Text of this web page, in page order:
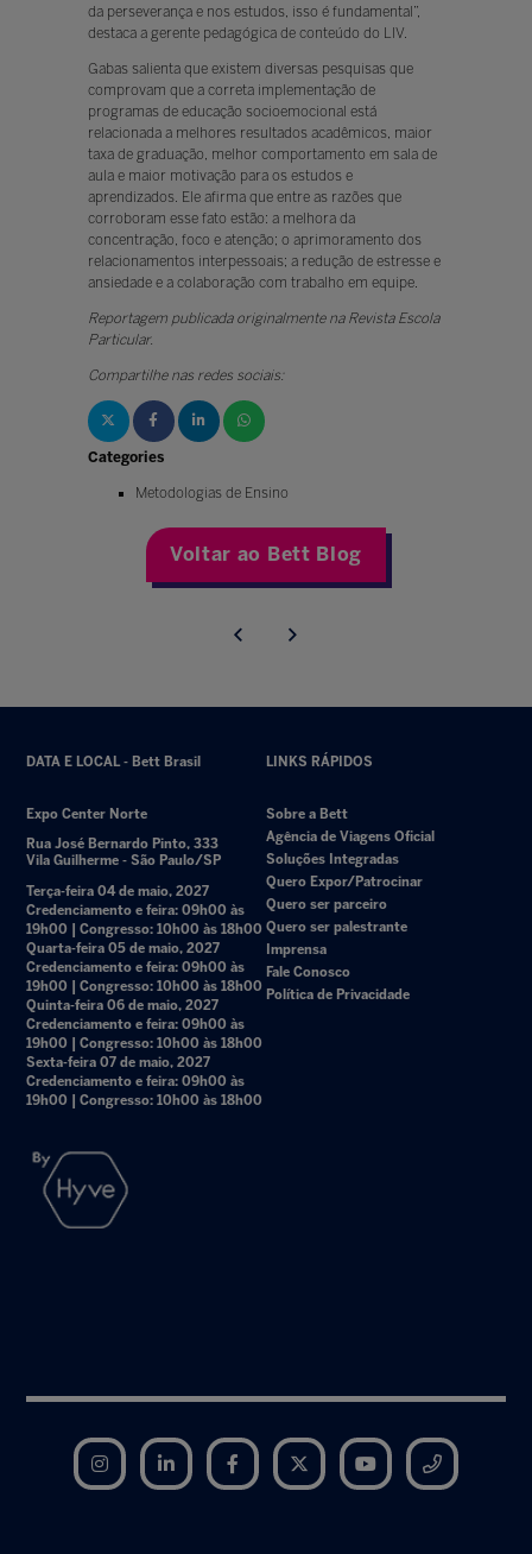
da perseverança e nos estudos, isso é fundamental”,
destaca a gerente pedagógica de conteúdo do LIV.
Gabas salienta que existem diversas pesquisas que
comprovam que a correta implementação de
programas de educação socioemocional está
relacionada a melhores resultados acadêmicos, maior
taxa de graduação, melhor comportamento em sala de
aula e maior motivação para os estudos e
aprendizados. Ele afirma que entre as razões que
corroboram esse fato estão: a melhora da
concentração, foco e atenção; o aprimoramento dos
relacionamentos interpessoais; a redução de estresse e
ansiedade e a colaboração com trabalho em equipe.
Reportagem publicada originalmente na Revista Escola
Particular.
Compartilhe nas redes sociais:
Categories
Metodologias de Ensino
Voltar ao Bett Blog
DATA E LOCAL - Bett Brasil
Expo Center Norte
Rua José Bernardo Pinto, 333
Vila Guilherme - São Paulo/SP
Terça-feira 04 de maio, 2027
Credenciamento e feira: 09h00 às
19h00 | Congresso: 10h00 às 18h00
Quarta-feira 05 de maio, 2027
Credenciamento e feira: 09h00 às
19h00 | Congresso: 10h00 às 18h00
Quinta-feira 06 de maio, 2027
Credenciamento e feira: 09h00 às
19h00 | Congresso: 10h00 às 18h00
Sexta-feira 07 de maio, 2027
Credenciamento e feira: 09h00 às
19h00 | Congresso: 10h00 às 18h00
LINKS RÁPIDOS
Sobre a Bett
Agência de Viagens Oficial
Soluções Integradas
Quero Expor/Patrocinar
Quero ser parceiro
Quero ser palestrante
Imprensa
Fale Conosco
Política de Privacidade
Instagram LinkedIn Facebook Twitter YouTube